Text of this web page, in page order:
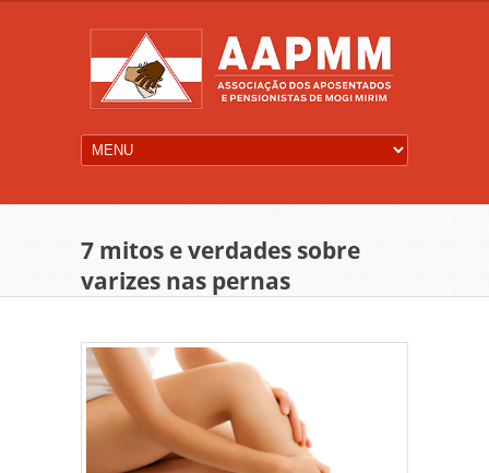
7 mitos e verdades sobre
varizes nas pernas